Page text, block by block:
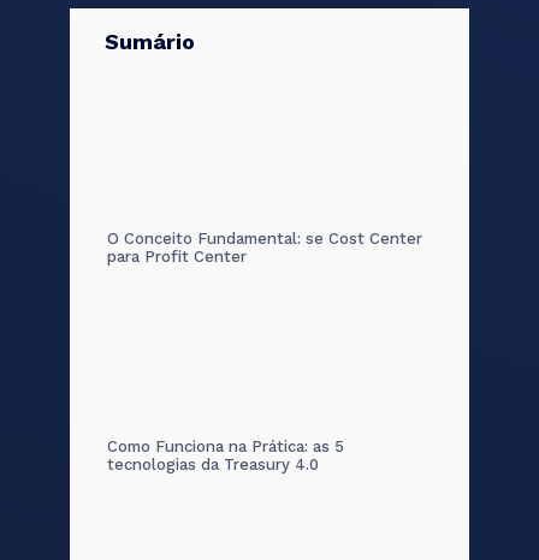
Sumário
O Conceito Fundamental: se Cost Center
para Profit Center
Como Funciona na Prática: as 5
tecnologias da Treasury 4.0